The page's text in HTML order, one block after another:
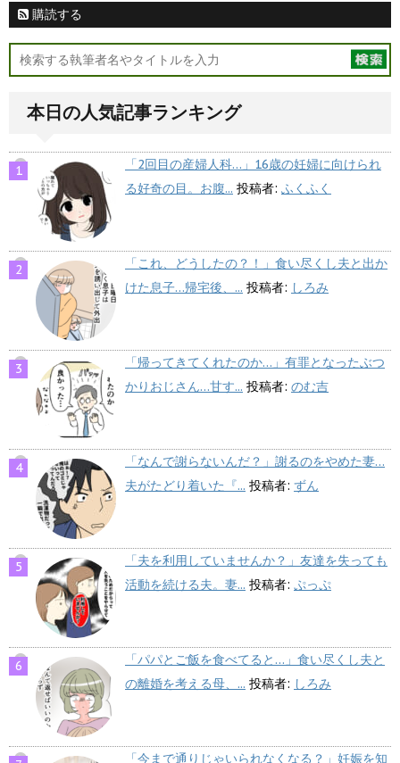
購読する
本日の人気記事ランキング
「2回目の産婦人科…」16歳の妊婦に向けられ
る好奇の目。お腹... 投稿者: ふくふく
「これ、どうしたの？！」食い尽くし夫と出か
けた息子…帰宅後、... 投稿者: しろみ
「帰ってきてくれたのか…」有罪となったぶつ
かりおじさん…甘す... 投稿者: のむ吉
「なんで謝らないんだ？」謝るのをやめた妻…
夫がたどり着いた『... 投稿者: ずん
「夫を利用していませんか？」友達を失っても
活動を続ける夫。妻... 投稿者: ぷっぷ
「パパとご飯を食べてると…」食い尽くし夫と
の離婚を考える母、... 投稿者: しろみ
「今まで通りじゃいられなくなる？」妊娠を知